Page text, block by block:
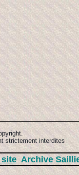
strictement interdites
site Archive